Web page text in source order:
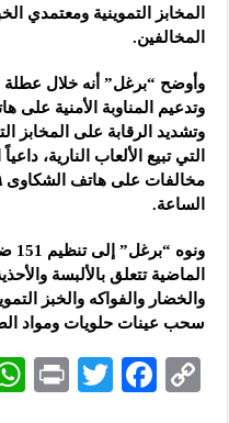
المخابز التموينية ومعتمدي
المخالفين.
وأوضح “برغل” أنه خلال عطلة
وتدعيم المناوبة الأمنية
وتشديد الرقابة على المخابز
التي تبيع الألعاب النارية،
الساعة.
الماضية تتعلق بالألبسة
والخضار والفواكه والخبز
سحب عينات حلويات ومواد
C
F
T
P